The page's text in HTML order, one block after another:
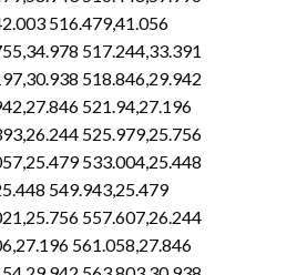
516.479,41.056
517.244,33.391
518.846,29.942
521.94,27.196
525.979,25.756
533.004,25.448
549.943,25.479
557.607,26.244
561.058,27.846